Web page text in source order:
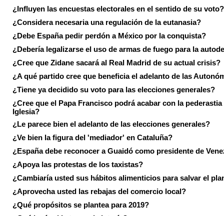
¿Influyen las encuestas electorales en el sentido de su voto?
¿Considera necesaria una regulación de la eutanasia?
¿Debe España pedir perdón a México por la conquista?
¿Debería legalizarse el uso de armas de fuego para la
¿Cree que Zidane sacará al Real Madrid de su actual crisis?
¿A qué partido cree que beneficia el adelanto de las
¿Tiene ya decidido su voto para las elecciones generales?
¿Cree que el Papa Francisco podrá acabar con la pederastia
Iglesia?
¿Le parece bien el adelanto de las elecciones generales?
¿Ve bien la figura del 'mediador' en Cataluña?
¿España debe reconocer a Guaidó como presidente de
¿Apoya las protestas de los taxistas?
¿Cambiaría usted sus hábitos alimenticios para salvar el
¿Aprovecha usted las rebajas del comercio local?
¿Qué propósitos se plantea para 2019?